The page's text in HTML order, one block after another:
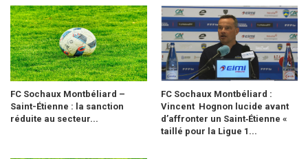
FC Sochaux Montbéliard –
Saint-Étienne : la sanction
réduite au secteur...
FC Sochaux Montbéliard :
Vincent Hognon lucide avant
d’affronter un Saint‑Étienne «
taillé pour la Ligue 1...